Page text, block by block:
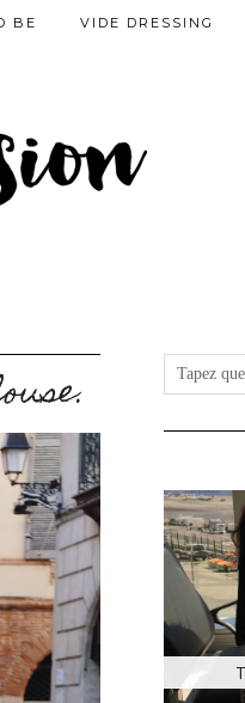
BE VIDE DRESSING